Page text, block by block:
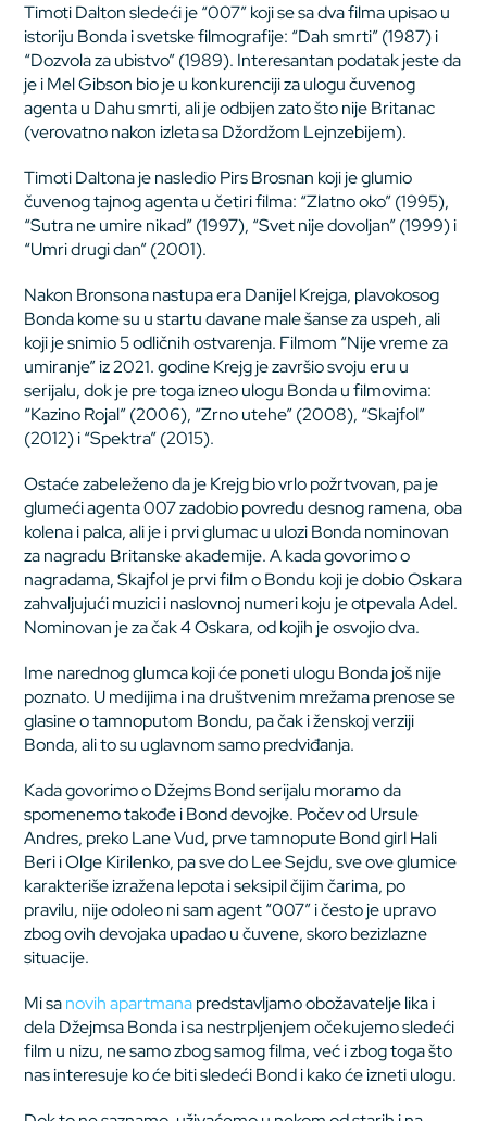
Timoti Dalton sledeći je “007” koji se sa dva filma upisao u
istoriju Bonda i svetske filmografije: “Dah smrti” (1987) i
“Dozvola za ubistvo” (1989). Interesantan podatak jeste da
je i Mel Gibson bio je u konkurenciji za ulogu čuvenog
agenta u Dahu smrti, ali je odbijen zato što nije Britanac
(verovatno nakon izleta sa Džordžom Lejnzebijem).
Timoti Daltona je nasledio Pirs Brosnan koji je glumio
čuvenog tajnog agenta u četiri filma: “Zlatno oko” (1995),
“Sutra ne umire nikad” (1997), “Svet nije dovoljan” (1999) i
“Umri drugi dan” (2001).
Nakon Bronsona nastupa era Danijel Krejga, plavokosog
Bonda kome su u startu davane male šanse za uspeh, ali
koji je snimio 5 odličnih ostvarenja. Filmom “Nije vreme za
umiranje” iz 2021. godine Krejg je završio svoju eru u
serijalu, dok je pre toga izneo ulogu Bonda u filmovima:
“Kazino Rojal” (2006), “Zrno utehe” (2008), “Skajfol”
(2012) i “Spektra” (2015).
Ostaće zabeleženo da je Krejg bio vrlo požrtvovan, pa je
glumeći agenta 007 zadobio povredu desnog ramena, oba
kolena i palca, ali je i prvi glumac u ulozi Bonda nominovan
za nagradu Britanske akademije. A kada govorimo o
nagradama, Skajfol je prvi film o Bondu koji je dobio Oskara
zahvaljujući muzici i naslovnoj numeri koju je otpevala Adel.
Nominovan je za čak 4 Oskara, od kojih je osvojio dva.
Ime narednog glumca koji će poneti ulogu Bonda još nije
poznato. U medijima i na društvenim mrežama prenose se
glasine o tamnoputom Bondu, pa čak i ženskoj verziji
Bonda, ali to su uglavnom samo predviđanja.
Kada govorimo o Džejms Bond serijalu moramo da
spomenemo takođe i Bond devojke. Počev od Ursule
Andres, preko Lane Vud, prve tamnopute Bond girl Hali
Beri i Olge Kirilenko, pa sve do Lee Sejdu, sve ove glumice
karakteriše izražena lepota i seksipil čijim čarima, po
pravilu, nije odoleo ni sam agent “007” i često je upravo
zbog ovih devojaka upadao u čuvene, skoro bezizlazne
situacije.
Mi sanovih apartmanapredstavljamo obožavatelje lika i
dela Džejmsa Bonda i sa nestrpljenjem očekujemo sledeći
film u nizu, ne samo zbog samog filma, već i zbog toga što
nas interesuje ko će biti sledeći Bond i kako će izneti ulogu.